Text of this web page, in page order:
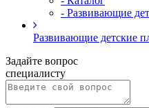
- Развивающие
Развивающие детские
Задайте вопрос
специалисту